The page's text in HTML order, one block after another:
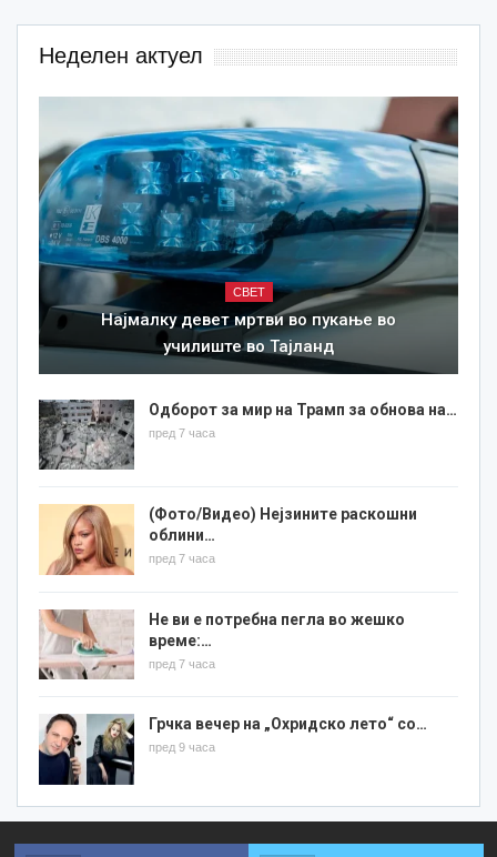
Неделен актуел
СВЕТ
Најмалку девет мртви во пукање во
училиште во Тајланд
Одборот за мир на Трамп за обнова на…
пред 7 часа
(Фото/Видео) Нејзините раскошни
облини…
пред 7 часа
Не ви е потребна пегла во жешко
време:…
пред 7 часа
Грчка вечер на „Охридско лето“ со…
пред 9 часа